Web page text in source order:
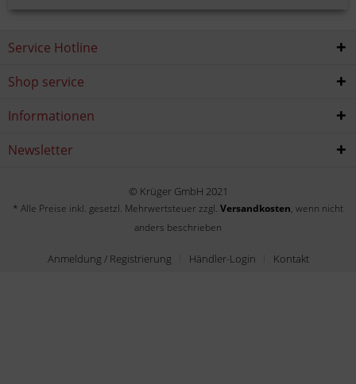
Service Hotline
Shop service
Informationen
Newsletter
© Krüger GmbH 2021
* Alle Preise inkl. gesetzl. Mehrwertsteuer zzgl. Versandkosten, wenn nicht
anders beschrieben
Anmeldung / Registrierung Händler-Login Kontakt